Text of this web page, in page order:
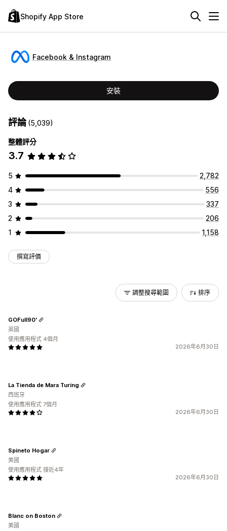
Shopify App Store
Facebook & Instagram
安裝
評論(5,039)
整體評分
3.7
5
2,782
4
556
3
337
2
206
1
1,158
撰寫評價
調整搜尋範圍 排序
2026年6月30日
GOFull90'
英國
使用應用程式 4個月
2026年6月30日
La Tienda de Mara Turing
西班牙
使用應用程式 7個月
2026年6月30日
Spineto Hogar
美國
使用應用程式 接近4年
Blanc on Boston
美國